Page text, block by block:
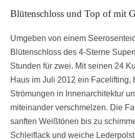
Blütenschloss und Top of mit
Umgeben von einem
Blütenschloss des 4-Sterne
Stunden für zwei. Mit seinen 24
Haus im Juli 2012 ein Facelifting,
Strömungen in Innenarchitektur
miteinander verschmelzen. Die
sanften Weißtönen bis zu
Schleiflack und weiche